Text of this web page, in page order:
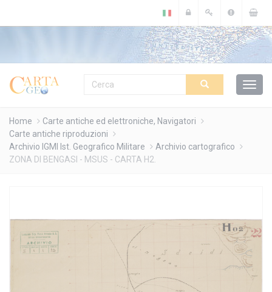
Home
Carte antiche ed elettroniche, Navigatori
Carte antiche riproduzioni
Archivio IGMI Ist. Geografico Militare
Archivio cartografico
ZONA DI BENGASI - MSUS - CARTA H2.